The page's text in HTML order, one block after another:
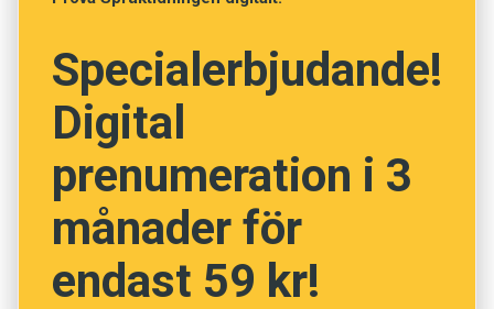
”olämpligt”.
Innehållet på denna webbplats är
upphovsrättsligt skyddat.
Specialerbjudande!
Digital
prenumeration i 3
månader för
endast 59 kr!